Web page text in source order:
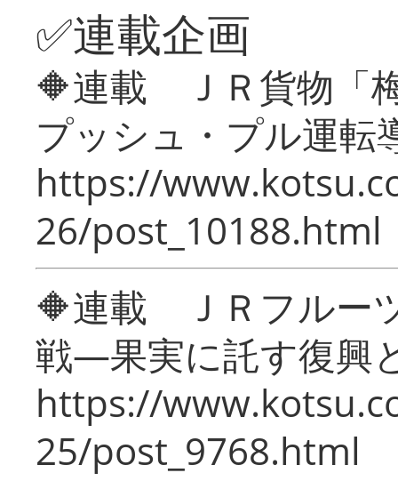
✅連載企画
🔶連載 ＪＲ貨物「
プッシュ・プル運転
https://
26/post_10188.html
🔶連載 ＪＲフルー
戦―果実に託す復興
https://
25/post_9768.html